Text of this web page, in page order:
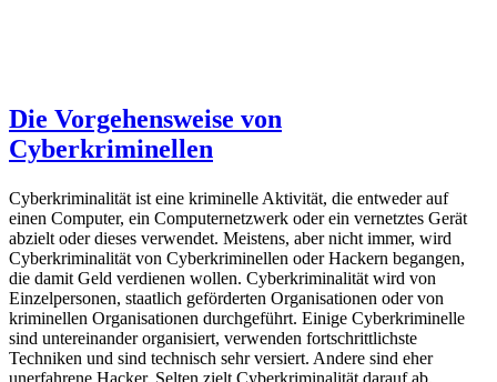
Die Vorgehensweise von
Cyberkriminellen
Cyberkriminalität ist eine kriminelle Aktivität, die entweder auf
einen Computer, ein Computernetzwerk oder ein vernetztes Gerät
abzielt oder dieses verwendet. Meistens, aber nicht immer, wird
Cyberkriminalität von Cyberkriminellen oder Hackern begangen,
die damit Geld verdienen wollen. Cyberkriminalität wird von
Einzelpersonen, staatlich geförderten Organisationen oder von
kriminellen Organisationen durchgeführt. Einige Cyberkriminelle
sind untereinander organisiert, verwenden fortschrittlichste
Techniken und sind technisch sehr versiert. Andere sind eher